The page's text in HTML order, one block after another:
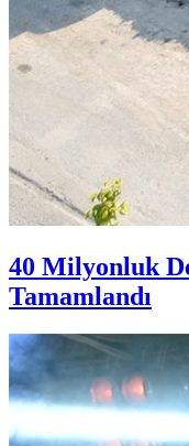
40 Milyonluk
Tamamlandı